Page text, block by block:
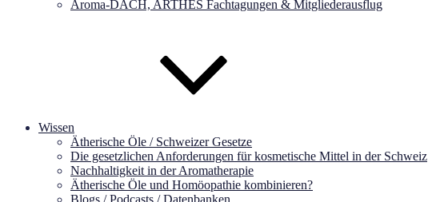
Aroma-DACH, ARTHES Fachtagungen & Mitgliederausflug
Wissen
Ätherische Öle / Schweizer Gesetze
Die gesetzlichen Anforderungen für kosmetische Mittel in der Schweiz
Nachhaltigkeit in der Aromatherapie
Ätherische Öle und Homöopathie kombinieren?
Blogs / Podcasts / Datenbanken